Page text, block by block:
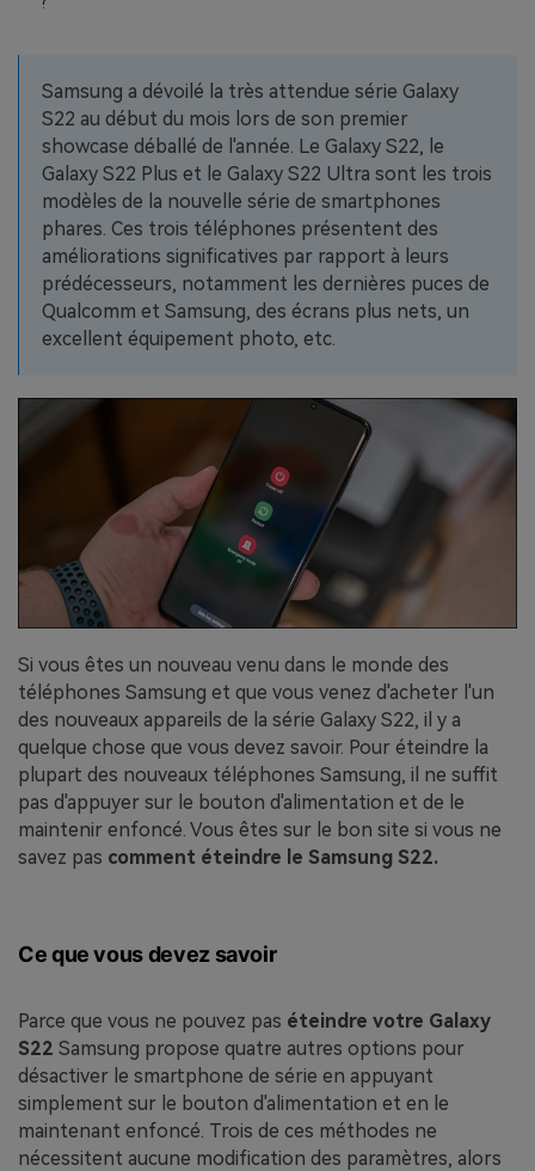
Samsung a dévoilé la très attendue série Galaxy
S22 au début du mois lors de son premier
showcase déballé de l'année. Le Galaxy S22, le
Galaxy S22 Plus et le Galaxy S22 Ultra sont les trois
modèles de la nouvelle série de smartphones
phares. Ces trois téléphones présentent des
améliorations significatives par rapport à leurs
prédécesseurs, notamment les dernières puces de
Qualcomm et Samsung, des écrans plus nets, un
excellent équipement photo, etc.
Si vous êtes un nouveau venu dans le monde des
téléphones Samsung et que vous venez d'acheter l'un
des nouveaux appareils de la série Galaxy S22, il y a
quelque chose que vous devez savoir. Pour éteindre la
plupart des nouveaux téléphones Samsung, il ne suffit
pas d'appuyer sur le bouton d'alimentation et de le
maintenir enfoncé. Vous êtes sur le bon site si vous ne
savez pas comment éteindre le Samsung S22.
Ce que vous devez savoir
Parce que vous ne pouvez pas éteindre votre Galaxy
S22 Samsung propose quatre autres options pour
désactiver le smartphone de série en appuyant
simplement sur le bouton d'alimentation et en le
maintenant enfoncé. Trois de ces méthodes ne
nécessitent aucune modification des paramètres, alors